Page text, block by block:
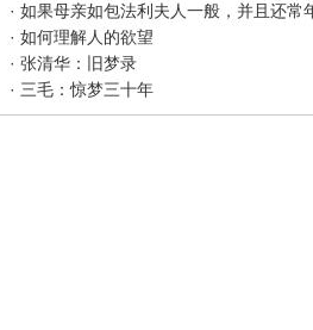
· 如果母亲如包法利夫人一般，并且还常
· 如何理解人的欲望
· 张清华：旧梦录
· 三毛：惊梦三十年